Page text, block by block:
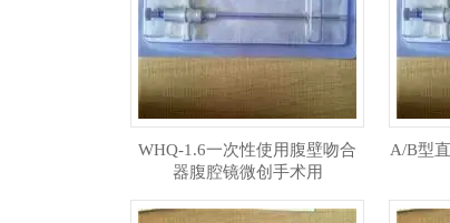
WHQ-1.6一次性使用腹壁吻合
器腹腔镜微创手术用
A/B型